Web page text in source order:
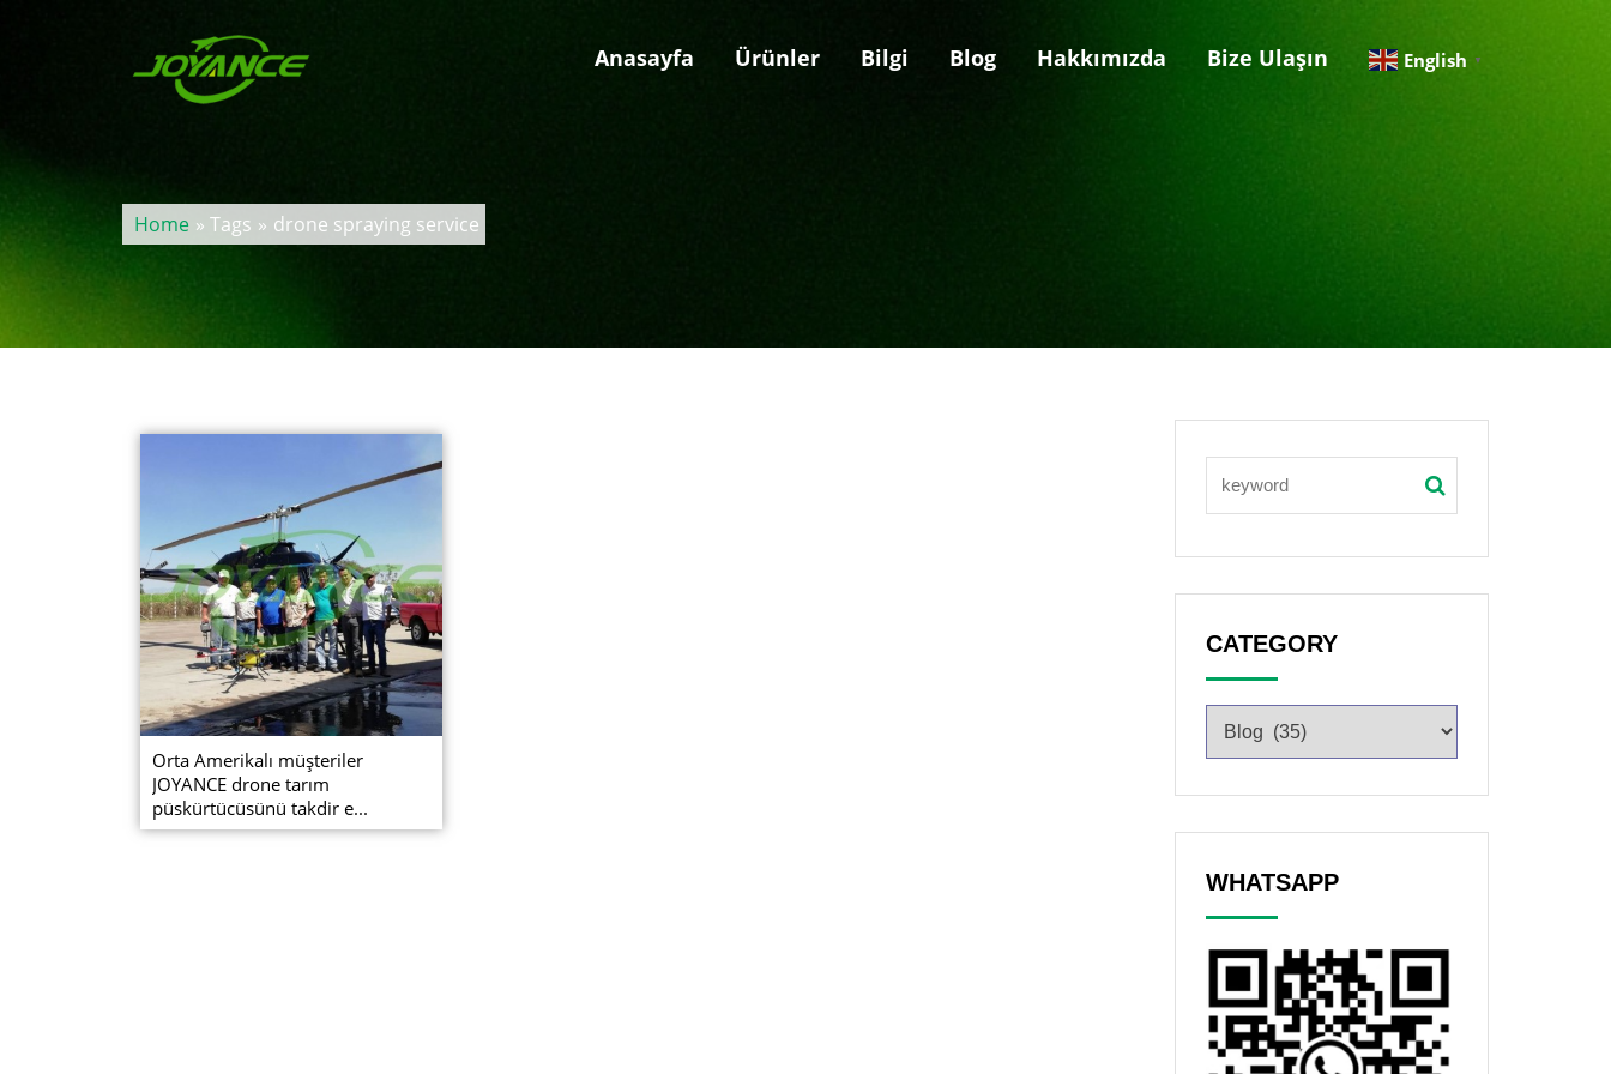
Anasayfa Ürünler Bilgi Blog Hakkımızda Bize Ulaşın English ▼
Home » Tags drone spraying service
»
Orta Amerikalı müşteriler
JOYANCE drone tarım
püskürtücüsünü takdir e...
CATEGORY
WHATSAPP